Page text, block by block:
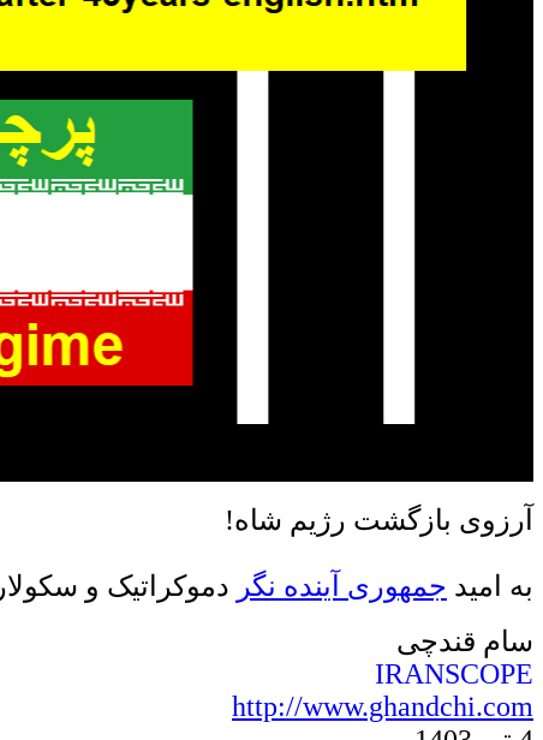
آرزوی بازگشت رژیم شاه!
به امید جمهوری آینده نگر دموکراتیک و
سام قندچی
IRANSCOPE
http://www.ghandchi.com